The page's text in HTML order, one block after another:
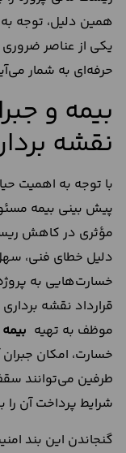
همین دلیل، توجه
یکی از عناصر
حرفه‌ای به شمار
بیمه و
نقشه
با توجه به اهمیت
پیش‌ بینی بیمه
مؤثری در کاهش
دلیل خطای فنی، سهل‌
خسارت‌هایی به
قرارداد نقشه
موظف به تهیه
خسارت، امکان
طرفین می‌توانند
شرایط پرداخت آن
گنجاندن این بند